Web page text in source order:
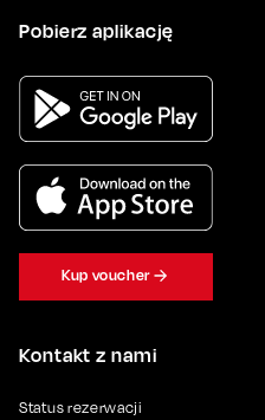
Kontakt z nami
Status rezerwacji
Pobierz aplikację
Kup voucher